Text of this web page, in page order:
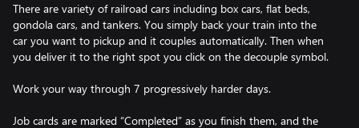
There are variety of railroad cars including box cars, flat beds,
gondola cars, and tankers. You simply back your train into the
car you want to pickup and it couples automatically. Then when
you deliver it to the right spot you click on the decouple symbol.
Work your way through 7 progressively harder days.
Job cards are marked “Completed” as you finish them, and the